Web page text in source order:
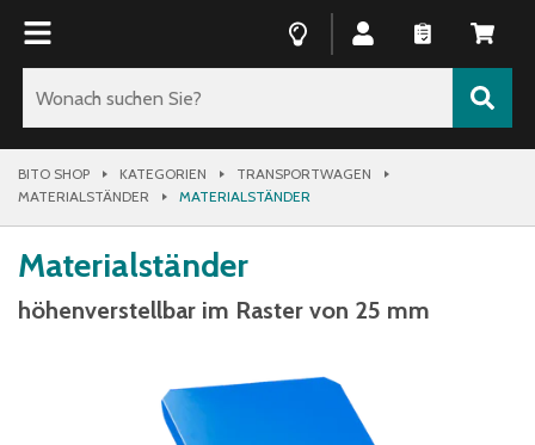
BITO SHOP KATEGORIEN
TRANSPORTWAGEN
MATERIALSTÄNDER
MATERIALSTÄNDER
Materialständer
höhenverstellbar im Raster von 25 mm